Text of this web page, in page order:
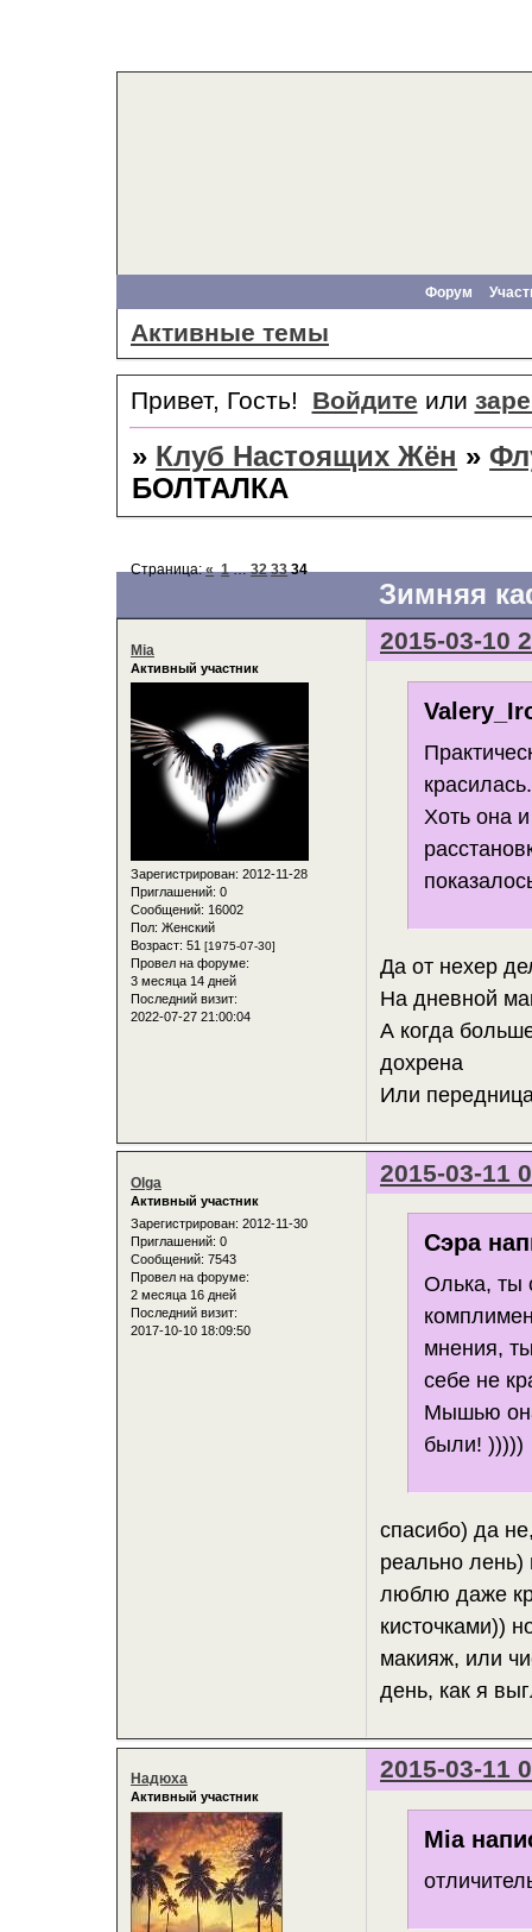
Форум
Активные темы
Привет, Гость! Войдите или
» Клуб Настоящих Жён »
БОЛТАЛКА
Зимняя
Страница:« 1 … 32 33 34
2015-03-10
Mia
Активный участник
Зарегистрирован: 2012-11-28
Приглашений: 0
Сообщений: 16002
Пол: Женский
Возраст: 51 [1975-07-30]
Провел на форуме:
3 месяца 14 дней
Последний визит:
2022-07-27 21:00:04
красилась.
Хоть она
Да от нехер
На дневной
А когда
дохрена
Или
2015-03-11
Olga
Активный участник
Зарегистрирован: 2012-11-30
Приглашений: 0
Сообщений: 7543
Провел на форуме:
2 месяца 16 дней
Последний визит:
2017-10-10 18:09:50
Сэра
Олька, ты
мнения,
себе не
Мышью
были! )))))
спасибо) да
реально лень)
люблю даже
кисточками))
макияж, или
день, как я
2015-03-11
Надюха
Активный участник
Mia